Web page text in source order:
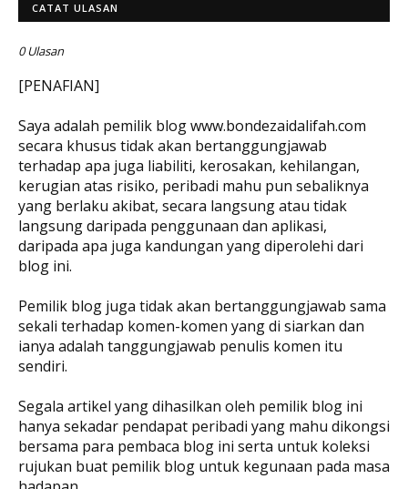
CATAT ULASAN
0 Ulasan
[PENAFIAN]
Saya adalah pemilik blog www.bondezaidalifah.com
secara khusus tidak akan bertanggungjawab
terhadap apa juga liabiliti, kerosakan, kehilangan,
kerugian atas risiko, peribadi mahu pun sebaliknya
yang berlaku akibat, secara langsung atau tidak
langsung daripada penggunaan dan aplikasi,
daripada apa juga kandungan yang diperolehi dari
blog ini.
Pemilik blog juga tidak akan bertanggungjawab sama
sekali terhadap komen-komen yang di siarkan dan
ianya adalah tanggungjawab penulis komen itu
sendiri.
Segala artikel yang dihasilkan oleh pemilik blog ini
hanya sekadar pendapat peribadi yang mahu dikongsi
bersama para pembaca blog ini serta untuk koleksi
rujukan buat pemilik blog untuk kegunaan pada masa